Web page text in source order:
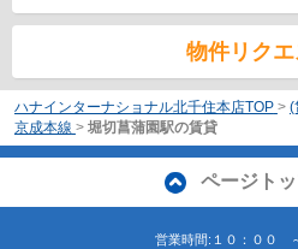
物件リクエ
ハナインターナショナル北千住本店TOP > (
京成本線 > 堀切菖蒲園駅の賃貸
ページト
営業時間:１０：００